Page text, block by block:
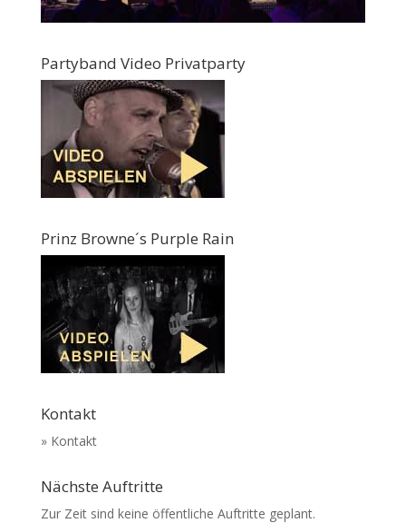
Partyband Video Privatparty
Prinz Browne´s Purple Rain
Kontakt
» Kontakt
Nächste Auftritte
Zur Zeit sind keine öffentliche Auftritte geplant.